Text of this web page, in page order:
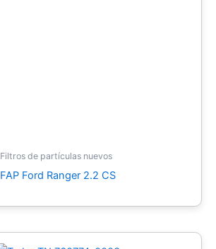
Filtros de partículas nuevos
FAP Ford Ranger 2.2 CS